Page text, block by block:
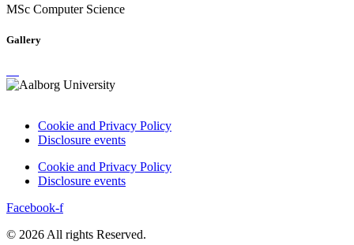
MSc Computer Science
Gallery
Cookie and Privacy Policy
Disclosure events
Cookie and Privacy Policy
Disclosure events
Facebook-f
© 2026 All rights Reserved.